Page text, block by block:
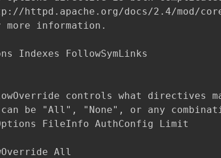
httpd.apache.org/docs/2.4/mod/
more information.
Indexes FollowSymLinks
controls what directives
be "All", "None", or any
FileInfo AuthConfig Limit
All